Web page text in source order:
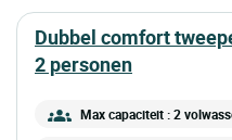
dubbel comfort tweepersoonskamer, voor 1 of
2 personen
Max capaciteit : 2